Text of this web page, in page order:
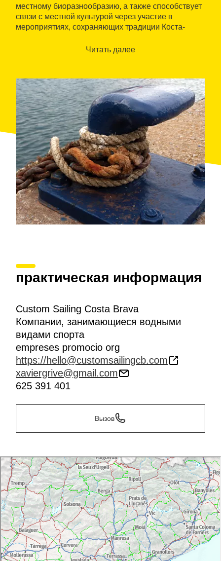
местному биоразнообразию, а также способствует
связи с местной культурой через участие в
мероприятиях, сохраняющих традиции Коста-
Компания организует всевозможные
клиенты могли насладиться своей страстью:
морем, красотойCosta Bravaи, в частности,
побережьемBaix Empordà.
Читать далее
практическая информация
Custom Sailing Costa Brava
Компании, занимающиеся водными
видами спорта
empreses promocio org
https://hello@customsailingcb.com
xaviergrive@gmail.com
625 391 401
Вызов